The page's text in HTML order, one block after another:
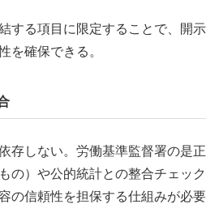
する項目に限定することで、開示
を確保できる。
存しない。労働基準監督署の是正
の）や公的統計との整合チェック
の信頼性を担保する仕組みが必要